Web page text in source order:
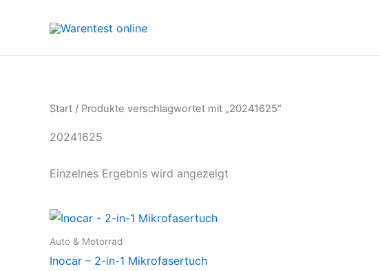
Start / Produkte verschlagwortet mit „20241625“
20241625
Einzelnes Ergebnis wird angezeigt
Auto & Motorrad
Inocar – 2-in-1 Mikrofasertuch